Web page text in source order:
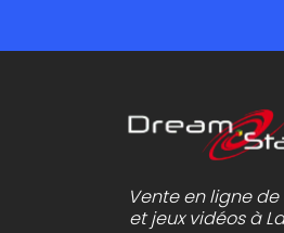
Vente en ligne
et jeux vidéos à